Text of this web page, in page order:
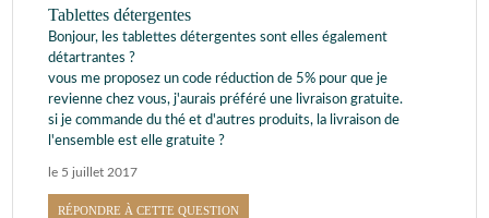
Tablettes détergentes
Bonjour, les tablettes détergentes sont elles également
détartrantes ?
vous me proposez un code réduction de 5% pour que je
revienne chez vous, j'aurais préféré une livraison gratuite.
si je commande du thé et d'autres produits, la livraison de
l'ensemble est elle gratuite ?
le 5 juillet 2017
RÉPONDRE À CETTE QUESTION